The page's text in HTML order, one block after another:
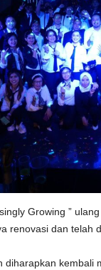
Growing ”
renovasi dan telah
diharapkan kembali